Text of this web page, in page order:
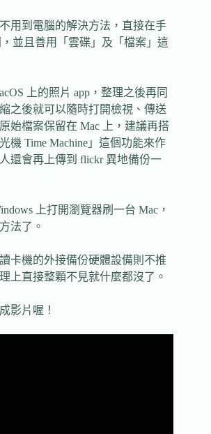
用到電腦的解決方法，直接在手
並且善用「雲碟」及「檔案」這
上的照片 app，整理之後再同
之後就可以隨時打開檢視、傳送
始檔案保留在 Mac 上，建議再搭
機 Time Machine」這個功能來作
還會再上傳到 flickr 異地備份一
上打開瀏覽器刷一台 Mac，
法了。
卡機的外接備份硬體設備則不推
上直接整顆不見就什麼都沒了。
影片喔！